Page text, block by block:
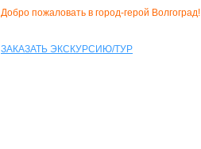
Добро пожаловать в город-герой Волгоград!
ЗАКАЗАТЬ ЭКСКУРСИЮ/ТУР